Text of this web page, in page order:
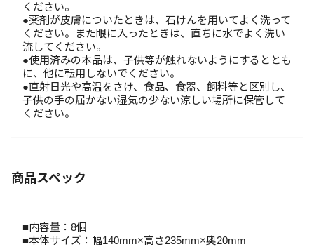
ください。
●薬剤が皮膚についたときは、石けんを用いてよく洗って
ください。また眼に入ったときは、直ちに水でよく洗い
流してください。
●使用済みの本品は、子供等が触れないようにするととも
に、他に転用しないでください。
●直射日光や高温をさけ、食品、食器、飼料等と区別し、
子供の手の届かない湿気の少ない涼しい場所に保管して
ください。
商品スペック
■内容量：8個
■本体サイズ：幅140mm×高さ235mm×奥20mm